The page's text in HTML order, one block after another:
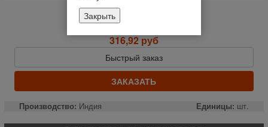
Нет в наличии
316,92 руб
Быстрый заказ
ЗАКАЗАТЬ
Производство: Индия Единицы: шт.
Закрыть